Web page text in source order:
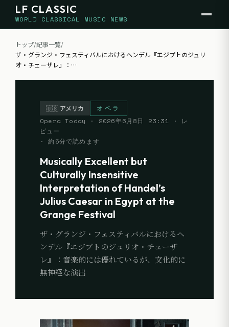
LF CLASSIC
WORLD CLASSICAL MUSIC NEWS
トップ/記事一覧/
ザ・グランジ・フェスティバルにおけるヘンデル『エジプトのジュリ
オ・チェーザレ』： …
🇺🇸 アメリカ
オペラ
Opera Today
· 2026年6月8日 23:31 · レ
ビュー
· 約 5分で読めます
Musically Excellent but
Culturally Insensitive
Interpretation of Handel’s
Julius Caesar in Egypt at the
Grange Festival
ザ・グランジ・フェスティバルにおけるヘ
ンデル『エジプトのジュリオ・チェーザ
レ』：音楽的には優れているが、文化的に
無神経な演出